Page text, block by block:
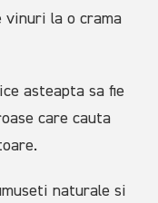
vinuri la o crama
asteapta sa fie
care cauta
naturale si